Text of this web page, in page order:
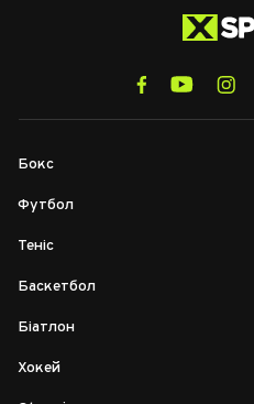
Бокс
Футбол
Теніс
Баскетбол
Біатлон
Хокей